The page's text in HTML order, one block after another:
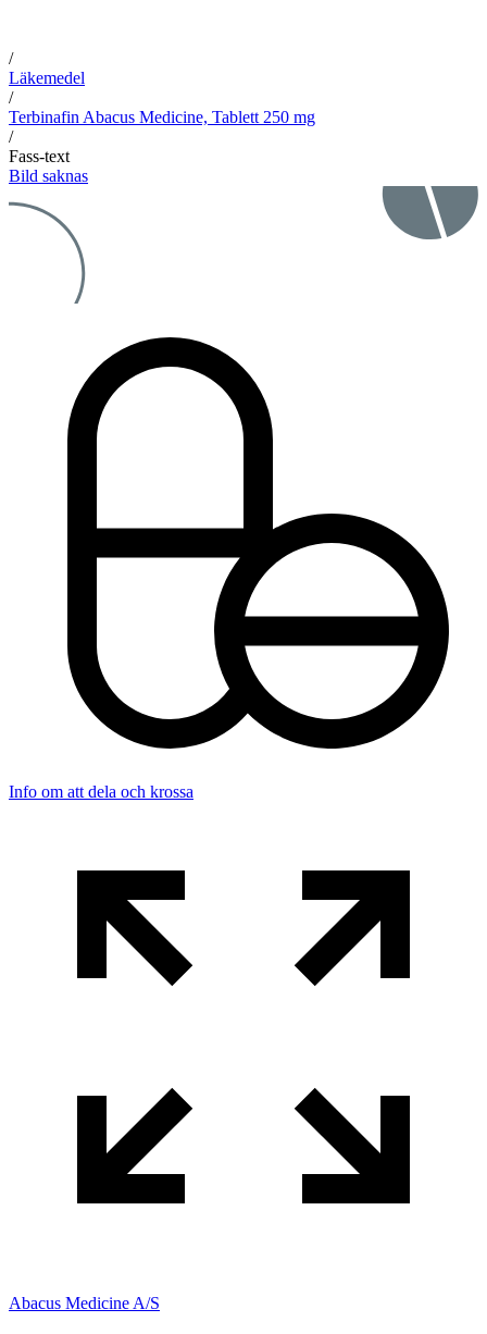
/
Läkemedel
/
Terbinafin Abacus Medicine, Tablett 250 mg
/
Fass-text
Bild saknas
Info om att dela och krossa
Abacus Medicine A/S